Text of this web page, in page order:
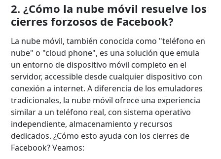
2. ¿Cómo la nube móvil resuelve los
cierres forzosos de Facebook?
La nube móvil, también conocida como "teléfono en
nube" o "cloud phone", es una solución que emula
un entorno de dispositivo móvil completo en el
servidor, accessible desde cualquier dispositivo con
conexión a internet. A diferencia de los emuladores
tradicionales, la nube móvil ofrece una experiencia
similar a un teléfono real, con sistema operativo
independiente, almacenamiento y recursos
dedicados. ¿Cómo esto ayuda con los cierres de
Facebook? Veamos: